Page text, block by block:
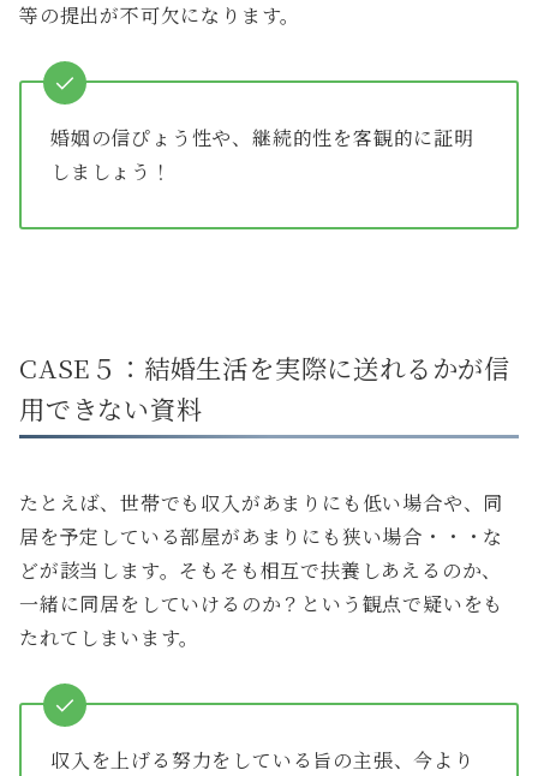
等の提出が不可欠になります。
婚姻の信ぴょう性や、継続的性を客観的に証明
しましょう！
CASE５：結婚生活を実際に送れるかが信
用できない資料
たとえば、世帯でも収入があまりにも低い場合や、同
居を予定している部屋があまりにも狭い場合・・・な
どが該当します。そもそも相互で扶養しあえるのか、
一緒に同居をしていけるのか？という観点で疑いをも
たれてしまいます。
収入を上げる努力をしている旨の主張、今より